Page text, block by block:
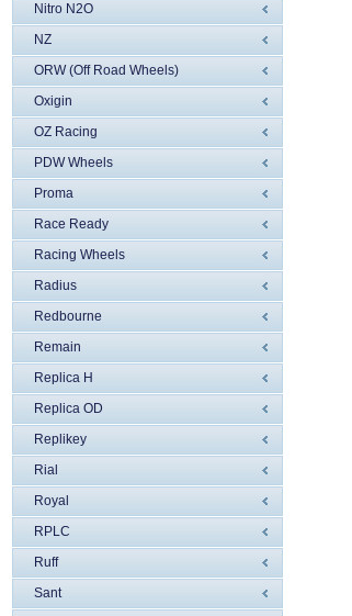
Nitro N2O
NZ
ORW (Off Road Wheels)
Oxigin
OZ Racing
PDW Wheels
Proma
Race Ready
Racing Wheels
Radius
Redbourne
Remain
Replica H
Replica OD
Replikey
Rial
Royal
RPLC
Ruff
Sant